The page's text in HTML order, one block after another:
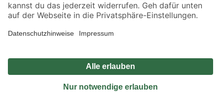
Alle Preisangaben in EUR inkl. gesetzl. MwSt.. Die dargestellten Angebote sind unter
Umständen nicht in allen Märkten verfügbar. Die angegebenen Verfügbarkeiten beziehen
Produkte nur solange der Vorrat reicht.
*Paketversand ab 59 € versandkostenfrei, gilt nicht für Artikel mit Speditionsversand, hier
Privatsphäre Impressum
Nutzungsbedingungen
Widerrufsrecht
Vertrag widerrufen